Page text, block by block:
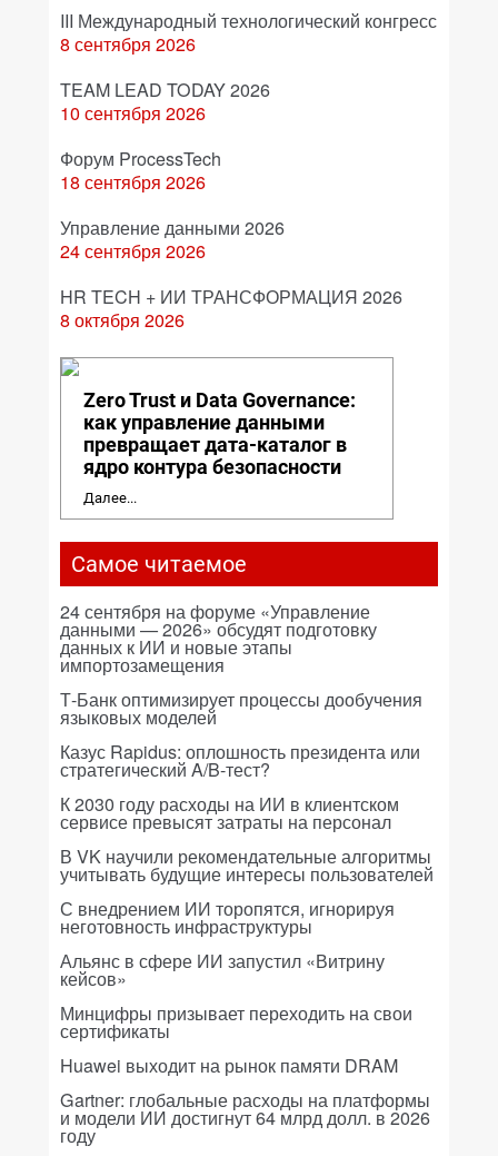
III Международный технологический конгресс
8 сентября 2026
TEAM LEAD TODAY 2026
10 сентября 2026
Форум ProcessTech
18 сентября 2026
Управление данными 2026
24 сентября 2026
HR TECH + ИИ ТРАНСФОРМАЦИЯ 2026
8 октября 2026
Zero Trust и Data Governance:
как управление данными
превращает дата-каталог в
ядро контура безопасности
Далее...
Самое читаемое
24 сентября на форуме «Управление
данными — 2026» обсудят подготовку
данных к ИИ и новые этапы
импортозамещения
Т-Банк оптимизирует процессы дообучения
языковых моделей
Казус Rapidus: оплошность президента или
стратегический A/B-тест?
К 2030 году расходы на ИИ в клиентском
сервисе превысят затраты на персонал
В VK научили рекомендательные алгоритмы
учитывать будущие интересы пользователей
С внедрением ИИ торопятся, игнорируя
неготовность инфраструктуры
Альянс в сфере ИИ запустил «Витрину
кейсов»
Минцифры призывает переходить на свои
сертификаты
Huawei выходит на рынок памяти DRAM
Gartner: глобальные расходы на платформы
и модели ИИ достигнут 64 млрд долл. в 2026
году